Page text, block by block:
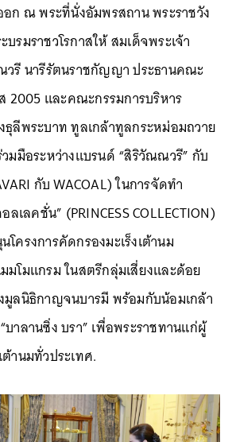
ก ณ พระที่นั่งอัมพรสถาน พระราชวัง
รมราชวโรกาสให้ สมเด็จพระเจ้า
วรี นารีรัตนราชกัญญา ประธานคณะ
2005 และคณะกรรมการบริหาร
ลีพระบาท ทูลเกล้าทูลกระหม่อมถวาย
วมมือระหว่างแบรนด์ “สิริวัณณวรี” กับ
กับ WACOAL) ในการจัดทำ
เลคชั่น” (PRINCESS COLLECTION)
ครงการคัดกรองมะเร็งเต้านม
มโมแกรม ในสตรีกลุ่มเสี่ยงและด้อย
มูลนิธิกาญจนบารมี พร้อมกับน้อมเกล้า
าลานซิ่ง บรา” เพื่อพระราชทานแก่ผู้
านมทั่วประเทศ.